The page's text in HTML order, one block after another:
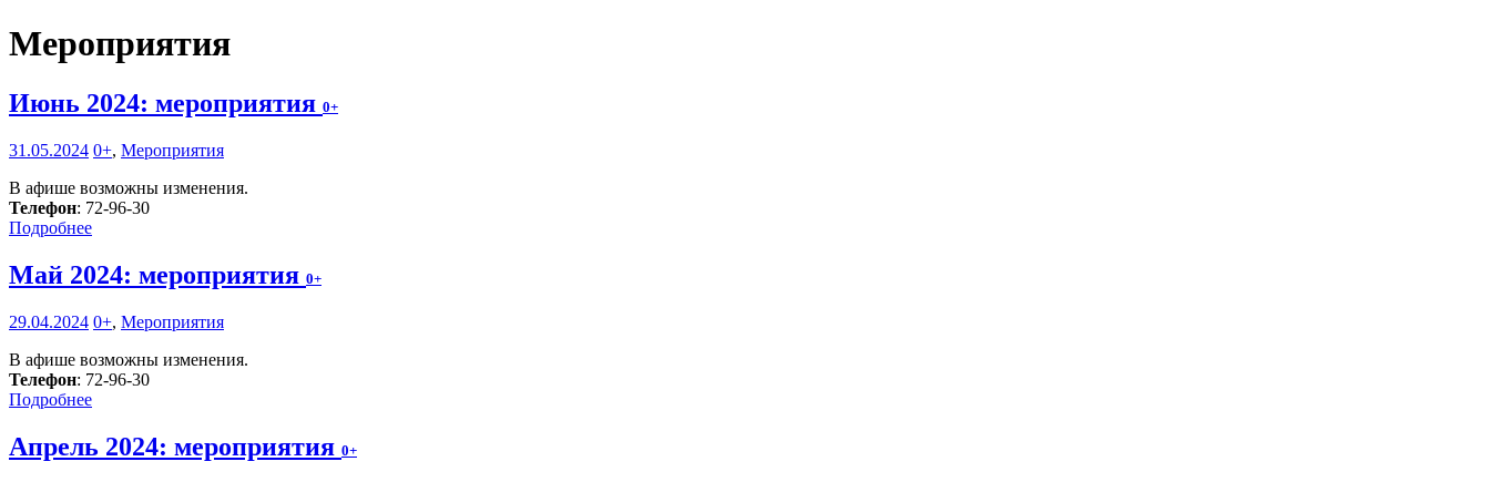
Мероприятия
Июнь 2024: мероприятия 0+
31.05.2024 0+, Мероприятия
В афише возможны изменения.
Телефон: 72-96-30
Подробнее
Май 2024: мероприятия 0+
29.04.2024 0+, Мероприятия
В афише возможны изменения.
Телефон: 72-96-30
Подробнее
Апрель 2024: мероприятия 0+